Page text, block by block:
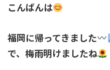
こんばんは
福岡に帰ってきました
で、梅雨明けましたね